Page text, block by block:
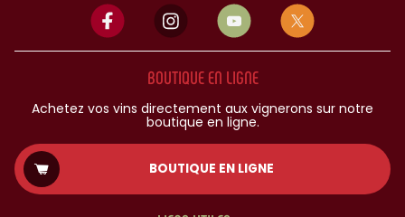
BOUTIQUE EN LIGNE
Achetez vos vins directement aux vignerons sur notre
boutique en ligne.
BOUTIQUE EN LIGNE